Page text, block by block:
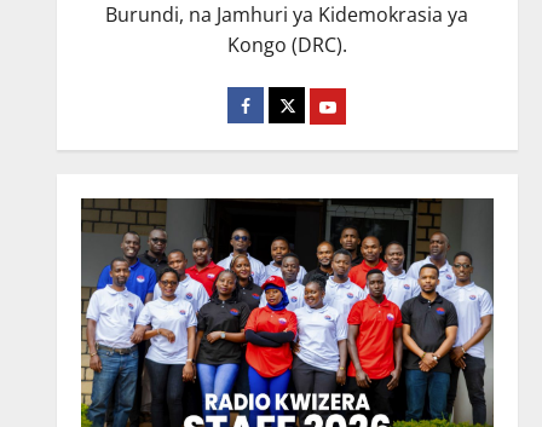
Burundi, na Jamhuri ya Kidemokrasia ya
Kongo (DRC).